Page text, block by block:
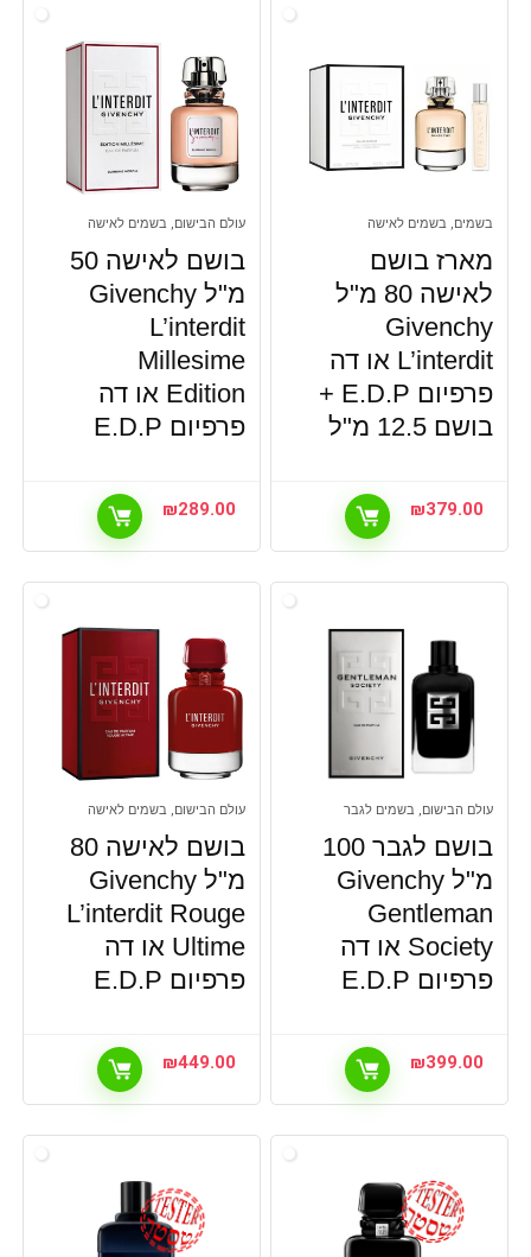
בשמים, בשמים לאישה
מארז בושם
לאישה 80 מ"ל
Givenchy
L’interdit או דה
פרפיום E.D.P +
בושם 12.5 מ"ל
₪379.00
עולם הבישום, בשמים לאישה
בושם לאישה 50
מ"ל Givenchy
L’interdit
Millesime
Edition או דה
פרפיום E.D.P
₪289.00
עולם הבישום, בשמים לגבר
בושם לגבר 100
מ"ל Givenchy
Gentleman
Society או דה
פרפיום E.D.P
₪399.00
עולם הבישום, בשמים לאישה
בושם לאישה 80
מ"ל Givenchy
L’interdit Rouge
Ultime או דה
פרפיום E.D.P
₪449.00